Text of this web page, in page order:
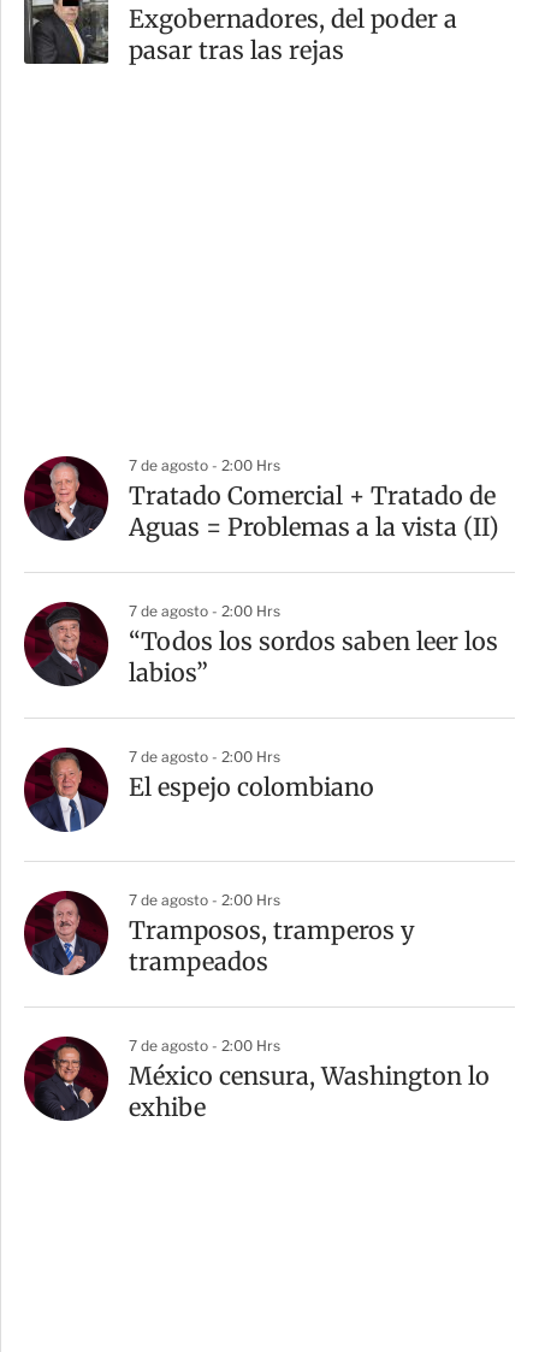
Exgobernadores, del poder a
pasar tras las rejas
7 de agosto - 2:00 Hrs
Tratado Comercial + Tratado de
Aguas = Problemas a la vista (II)
7 de agosto - 2:00 Hrs
“Todos los sordos saben leer los
labios”
7 de agosto - 2:00 Hrs
El espejo colombiano
7 de agosto - 2:00 Hrs
Tramposos, tramperos y
trampeados
7 de agosto - 2:00 Hrs
México censura, Washington lo
exhibe